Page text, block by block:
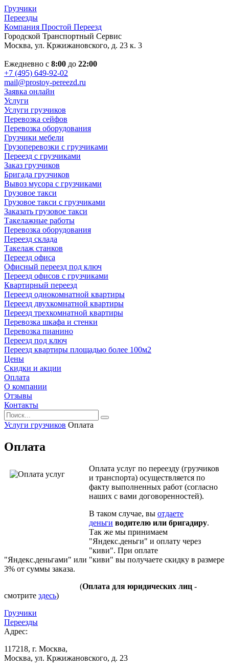
Грузчики
Переезды
Компания Простой Переезд
Городской Транспортный Сервис
Москва, ул. Кржижановского, д. 23 к. 3
Ежедневно с 8:00 до 22:00
+7 (495) 649-92-02
mail@prostoy-pereezd.ru
Заявка онлайн
Услуги
Услуги грузчиков
Перевозка сейфов
Перевозка оборудования
Грузчики мебели
Грузоперевозки с грузчиками
Переезд с грузчиками
Заказ грузчиков
Бригада грузчиков
Вывоз мусора с грузчиками
Грузовое такси
Грузовое такси с грузчиками
Заказать грузовое такси
Такелажные работы
Перевозка оборудования
Переезд склада
Такелаж станков
Переезд офиса
Офисный переезд под ключ
Переезд офисов с грузчиками
Квартирный переезд
Переезд однокомнатной квартиры
Переезд двухкомнатной квартиры
Переезд трехкомнатной квартиры
Перевозка шкафа и стенки
Перевозка пианино
Переезд под ключ
Переезд квартиры площадью более 100м2
Цены
Скидки и акции
Оплата
О компании
Отзывы
Контакты
Услуги грузчиков Оплата
Оплата
Оплата услуг по переезду (грузчиков
и транспорта) осуществляется по
факту выполненных работ (согласно
наших с вами договоренностей).
В таком случае, вы отдаете
деньги водителю или бригадиру.
Так же мы принимаем
"Яндекс.деньги" и оплату через
"киви". При оплате
"Яндекс.деньгами" или "киви" вы получаете скидку в размере
3% от суммы заказа.
(Оплата для юридических лиц -
смотрите здесь)
Грузчики
Переезды
Адрес:
117218, г. Москва,
Москва, ул. Кржижановского, д. 23